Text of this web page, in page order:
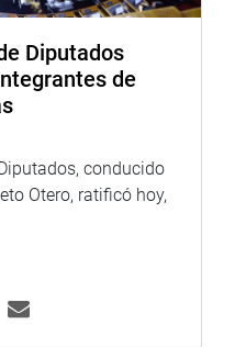
Diputados
de
conducido
Otero, ratificó hoy,